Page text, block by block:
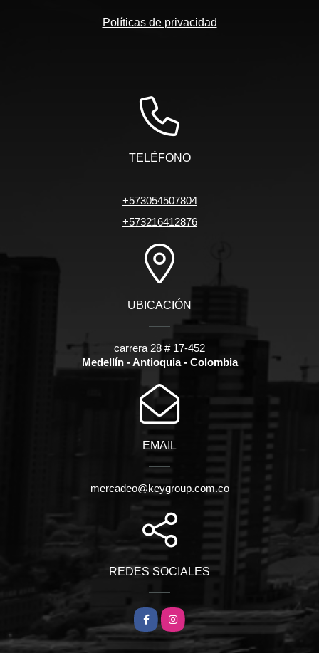
Políticas de privacidad
TELÉFONO
+573054507804
+573216412876
UBICACIÓN
carrera 28 # 17-452
Medellín - Antioquia - Colombia
EMAIL
mercadeo@keygroup.com.co
REDES SOCIALES
FacebookInstagram